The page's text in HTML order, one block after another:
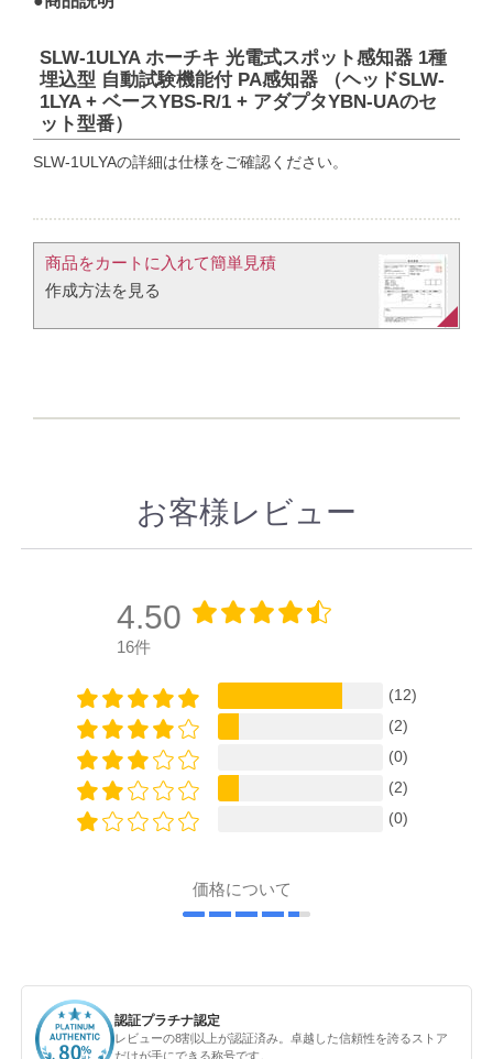
SLW-1ULYA ホーチキ 光電式スポット感知器 1種
埋込型 自動試験機能付 PA感知器 （ヘッドSLW-
1LYA + ベースYBS-R/1 + アダプタYBN-UAのセ
ット型番）
SLW-1ULYAの詳細は仕様をご確認ください。
商品をカートに入れて簡単見積​
作成方法を見る​​
お客様レビュー
4.50
16件
(12)
(2)
(0)
(2)
(0)
価格について
認証プラチナ認定
レビューの8割以上が認証済み。卓越した信頼性を誇るストア
だけが手にできる称号です。